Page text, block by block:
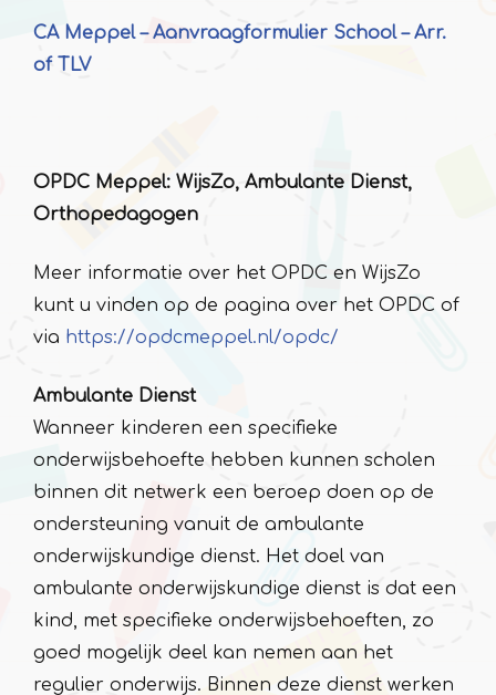
CA Meppel – Aanvraagformulier School – Arr.
of TLV
OPDC Meppel: WijsZo, Ambulante Dienst,
Orthopedagogen
Meer informatie over het OPDC en WijsZo
kunt u vinden op de pagina over het OPDC of
via https://opdcmeppel.nl/opdc/
Ambulante Dienst
Wanneer kinderen een specifieke
onderwijsbehoefte hebben kunnen scholen
binnen dit netwerk een beroep doen op de
ondersteuning vanuit de ambulante
onderwijskundige dienst. Het doel van
ambulante onderwijskundige dienst is dat een
kind, met specifieke onderwijsbehoeften, zo
goed mogelijk deel kan nemen aan het
regulier onderwijs. Binnen deze dienst werken